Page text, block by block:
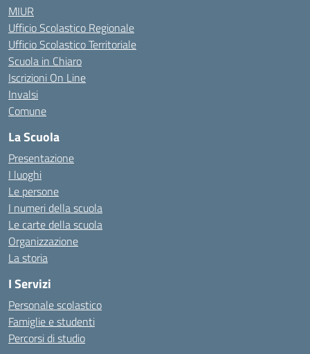
MIUR
Ufficio Scolastico Regionale
Ufficio Scolastico Territoriale
Scuola in Chiaro
Iscrizioni On Line
Invalsi
Comune
La Scuola
Presentazione
I luoghi
Le persone
I numeri della scuola
Le carte della scuola
Organizzazione
La storia
I Servizi
Personale scolastico
Famiglie e studenti
Percorsi di studio